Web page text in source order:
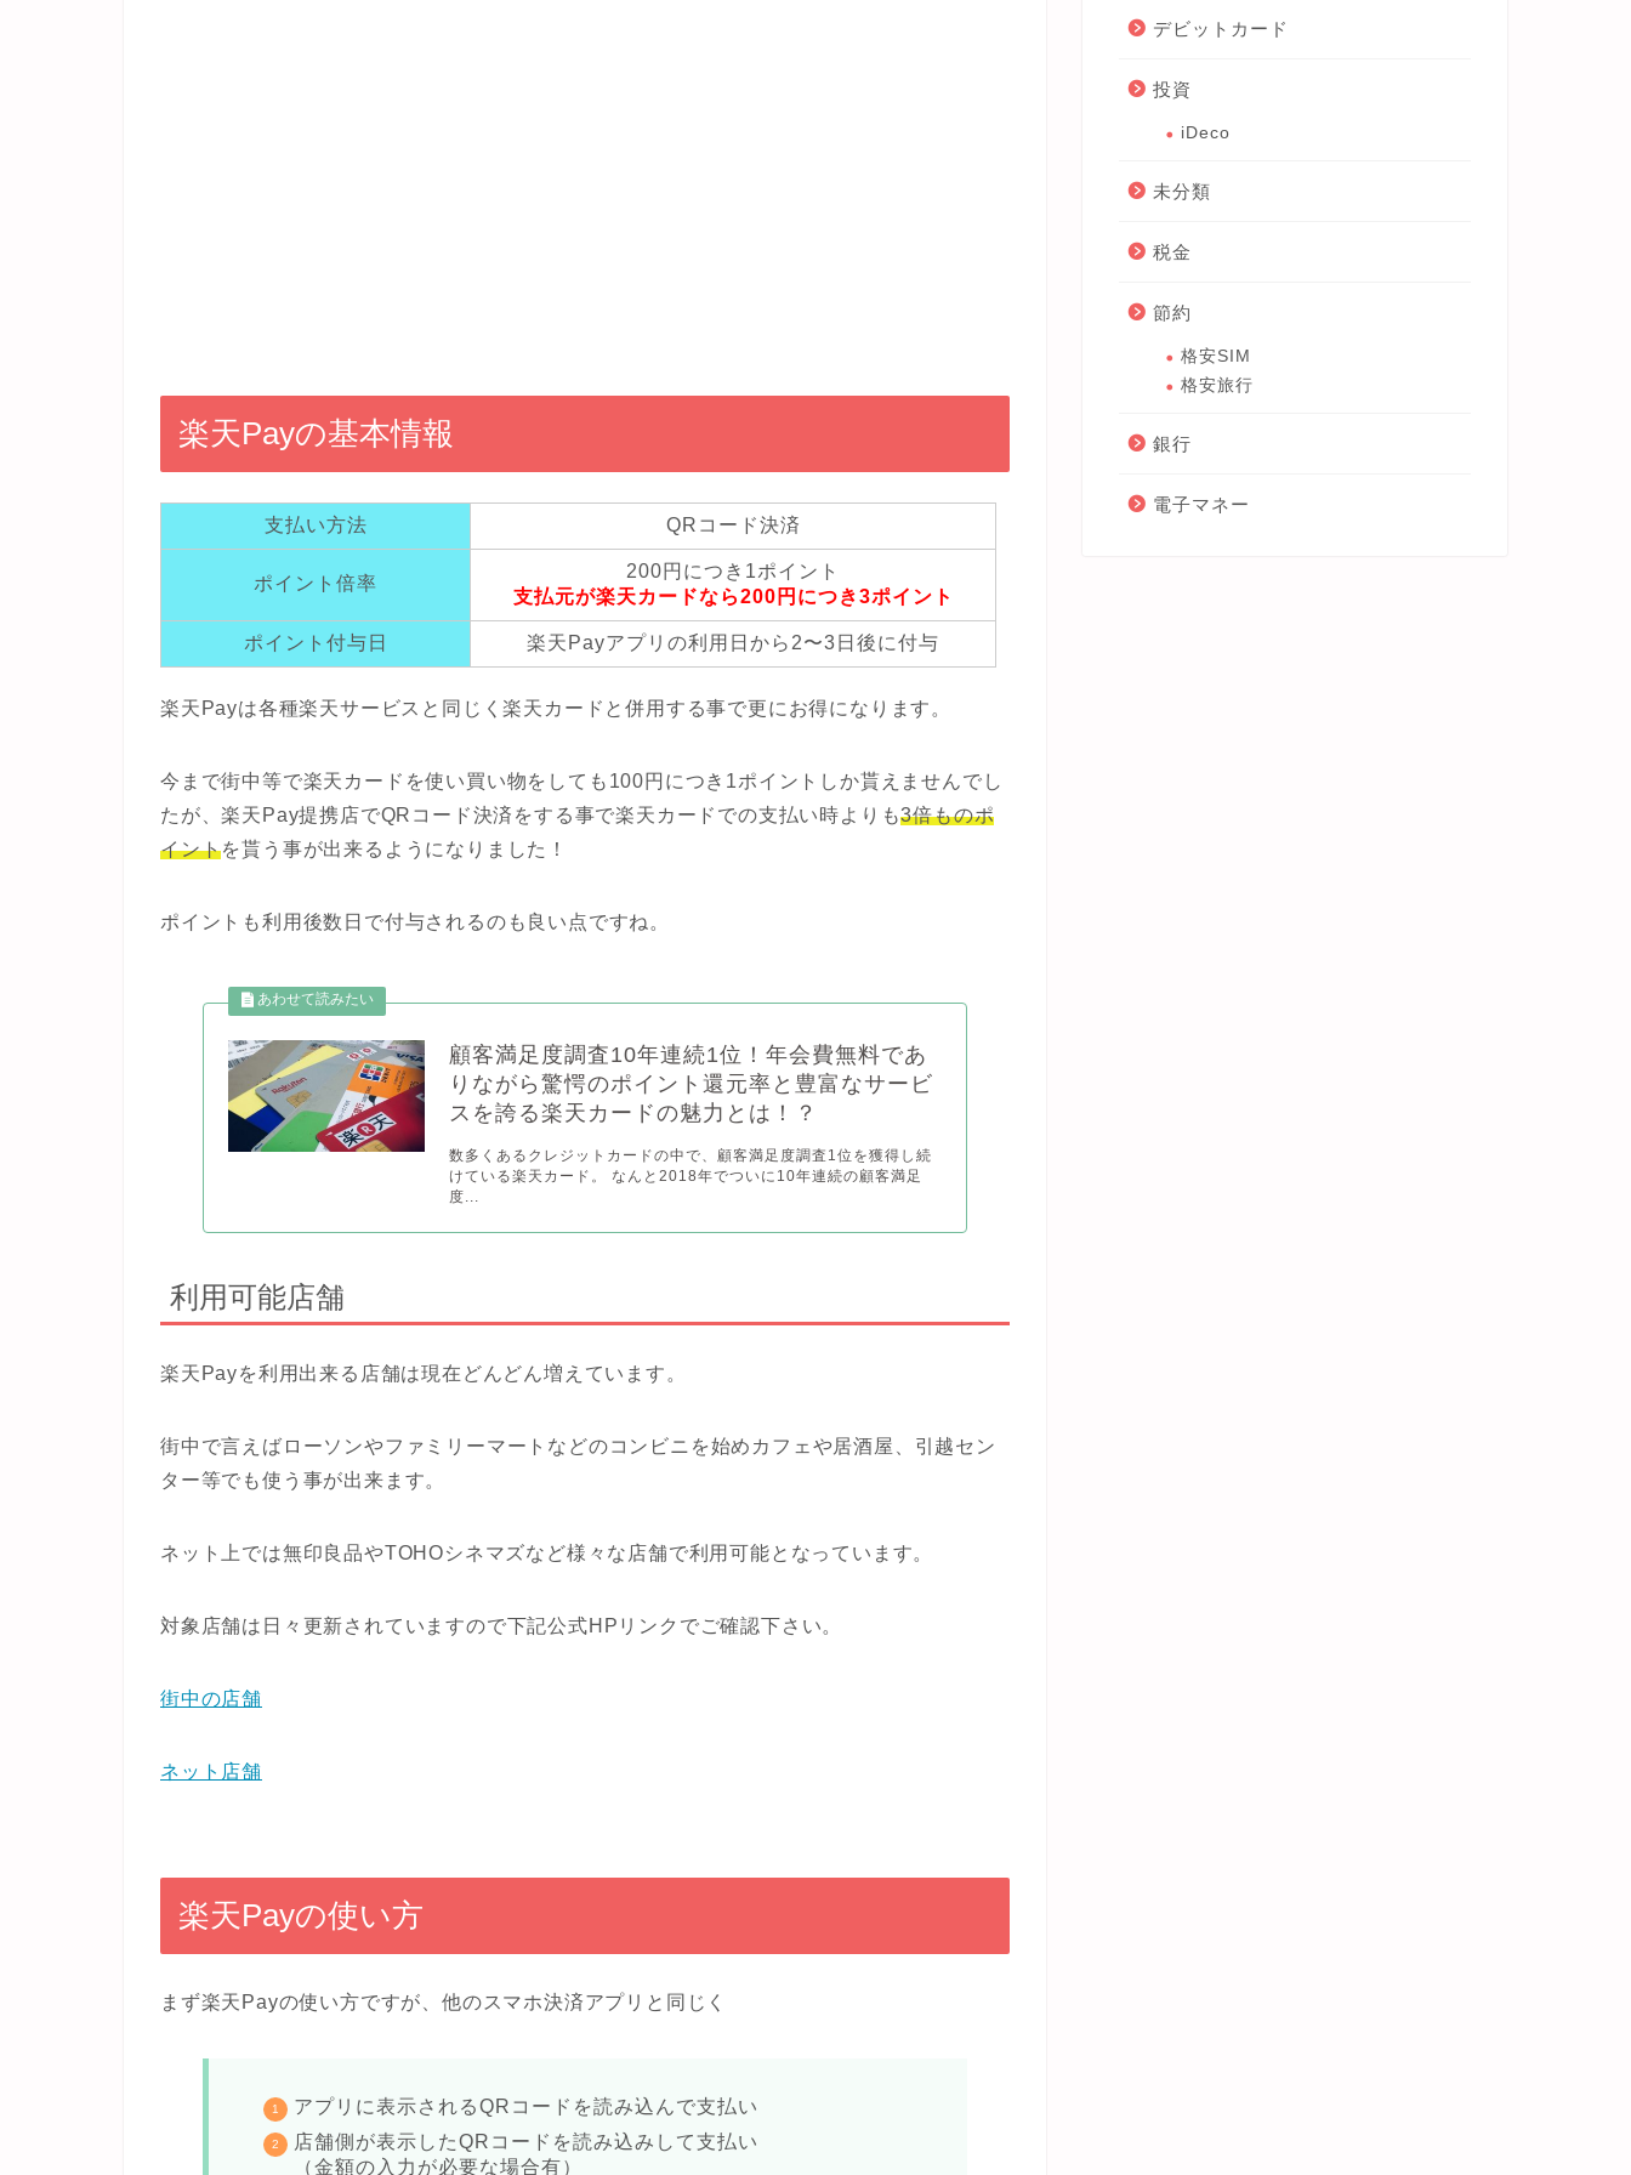
楽天Payの基本情報
支払い方法 QRコード決済
ポイント倍率
200円につき1ポイント
支払元が楽天カードなら200円につき3ポイント
ポイント付与日 楽天Payアプリの利用日から2〜3日後に付与
楽天Payは各種楽天サービスと同じく楽天カードと併用する事で更にお得になります。
今まで街中等で楽天カードを使い買い物をしても100円につき1ポイントしか貰えませんでし
たが、楽天Pay提携店でQRコード決済をする事で楽天カードでの支払い時よりも3倍ものポ
イントを貰う事が出来るようになりました！
ポイントも利用後数日で付与されるのも良い点ですね。
顧客満足度調査10年連続1位！年会費無料であ
りながら驚愕のポイント還元率と豊富なサービ
スを誇る楽天カードの魅力とは！？
数多くあるクレジットカードの中で、顧客満足度調査1位を獲得し続
けている楽天カード。 なんと2018年でついに10年連続の顧客満足
度...
利用可能店舗
楽天Payを利用出来る店舗は現在どんどん増えています。
街中で言えばローソンやファミリーマートなどのコンビニを始めカフェや居酒屋、引越セン
ター等でも使う事が出来ます。
ネット上では無印良品やTOHOシネマズなど様々な店舗で利用可能となっています。
対象店舗は日々更新されていますので下記公式HPリンクでご確認下さい。
街中の店舗
ネット店舗
楽天Payの使い方
まず楽天Payの使い方ですが、他のスマホ決済アプリと同じく
アプリに表示されるQRコードを読み込んで支払い
店舗側が表示したQRコードを読み込みして支払い
（金額の入力が必要な場合有）
デビットカード
投資
iDeco
未分類
税金
節約
格安SIM
格安旅行
銀行
電子マネー